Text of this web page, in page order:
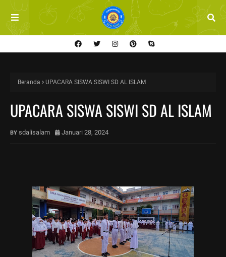
Beranda UPACARA SISWA SISWI SD AL ISLAM
UPACARA SISWA SISWI SD AL ISLAM
sdalisalam Januari 28, 2024